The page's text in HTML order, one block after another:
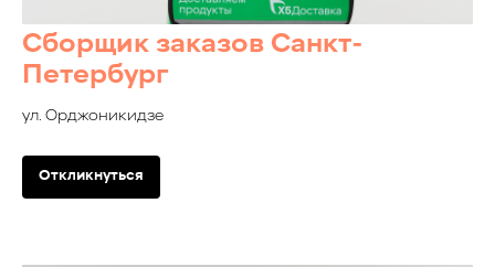
Сборщик заказов Санкт-
Петербург
ул. Орджоникидзе
Откликнуться